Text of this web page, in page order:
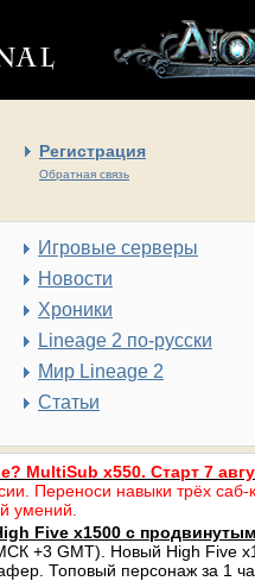
Регистрация
Обратная связь
Игровые серверы
Новости
Хроники
Lineage 2 по-русски
Мир Lineage 2
Статьи
MultiSub x550. Старт 7
Переноси навыки трёх саб-
умений.
Five x1500 с
+3 GMT). Новый High Five
Топовый персонаж за 1